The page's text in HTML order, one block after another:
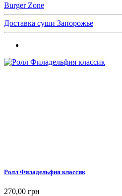
Burger Zone
Доставка суши Запорожье
Ролл Филадельфия классик
270,00 грн